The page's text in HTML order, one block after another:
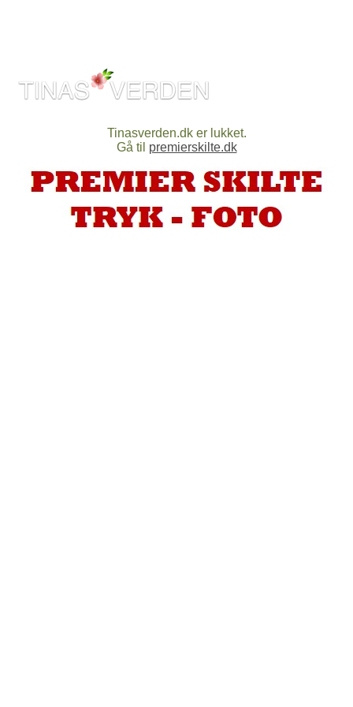
Tinasverden.dk er lukket.
Gå til premierskilte.dk